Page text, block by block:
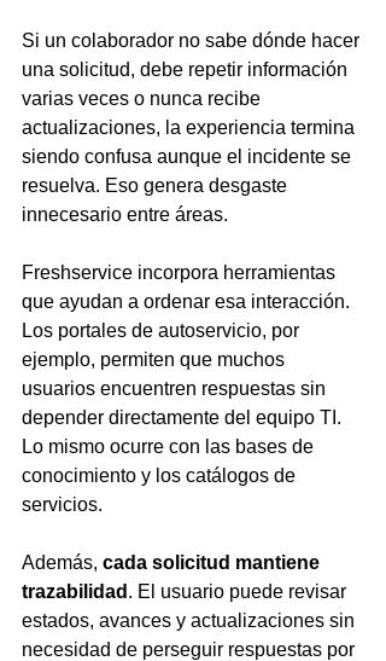
Si un colaborador no sabe dónde hacer
una solicitud, debe repetir información
varias veces o nunca recibe
actualizaciones, la experiencia termina
siendo confusa aunque el incidente se
resuelva. Eso genera desgaste
innecesario entre áreas.
Freshservice incorpora herramientas
que ayudan a ordenar esa interacción.
Los portales de autoservicio, por
ejemplo, permiten que muchos
usuarios encuentren respuestas sin
depender directamente del equipo TI.
Lo mismo ocurre con las bases de
conocimiento y los catálogos de
servicios.
Además, cada solicitud mantiene
trazabilidad . El usuario puede revisar
estados, avances y actualizaciones sin
necesidad de perseguir respuestas por